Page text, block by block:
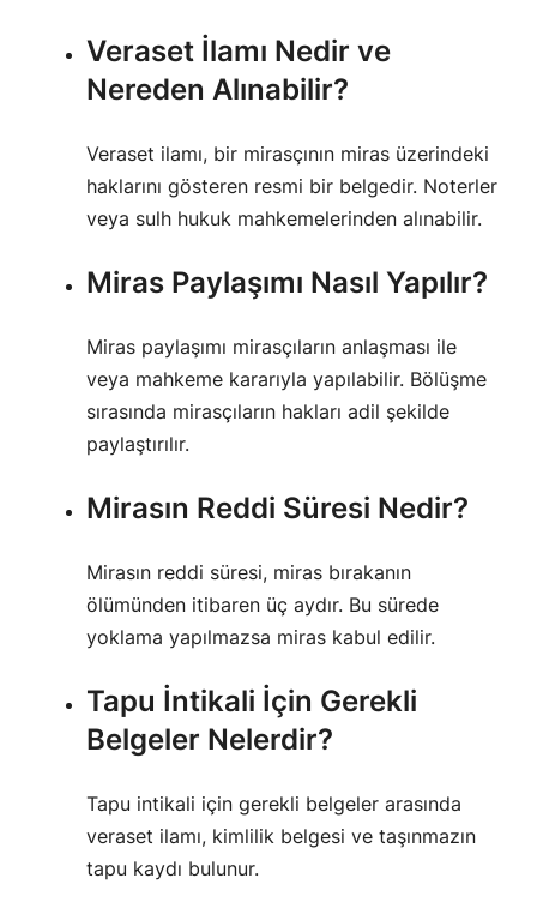
Veraset İlamı Nedir ve
Nereden Alınabilir?
Veraset ilamı, bir mirasçının miras üzerindeki
haklarını gösteren resmi bir belgedir. Noterler
veya sulh hukuk mahkemelerinden alınabilir.
Miras Paylaşımı Nasıl Yapılır?
Miras paylaşımı mirasçıların anlaşması ile
veya mahkeme kararıyla yapılabilir. Bölüşme
sırasında mirasçıların hakları adil şekilde
paylaştırılır.
Mirasın Reddi Süresi Nedir?
Mirasın reddi süresi, miras bırakanın
ölümünden itibaren üç aydır. Bu sürede
yoklama yapılmazsa miras kabul edilir.
Tapu İntikali İçin Gerekli
Belgeler Nelerdir?
Tapu intikali için gerekli belgeler arasında
veraset ilamı, kimlilik belgesi ve taşınmazın
tapu kaydı bulunur.